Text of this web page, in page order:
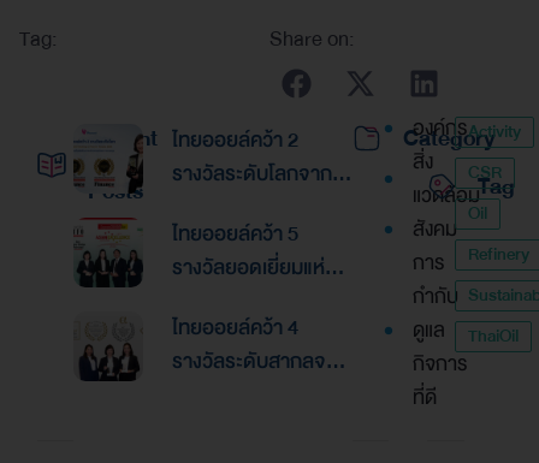
Tag:
Share on:
Recent
Posts
ไทยออยล์คว้า 2
รางวัลระดับโลกจาก
Finance Awards
2026ตอกย้ำความเป็น
เลิศด้านการบริหาร
การเงินและการระดม
ทุน
ไทยออยล์คว้า 5
รางวัลยอดเยี่ยมแห่ง
รางวัล “Asian
Excellence Award
ไทยออยล์คว้า 4
รางวัลระดับสากลจาก
Category
องค์กร
สิ่ง
แวดล้อม
สังคม
การ
กำกับ
ดูแล
กิจการ
ที่ดี
Tag
Activity
CSR
Oil
Refinery
ThaiOil